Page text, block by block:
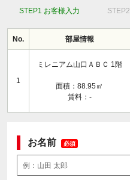
STEP1 お客様入力
No. 部屋情報
1
ミレニアム山口ＡＢＣ 1階
面積：88.95㎡
賃料：-
お名前 必須